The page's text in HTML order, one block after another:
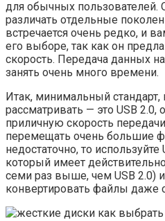
для обычных пользователей.
различать отдельные
встречается очень редко, и
его выборе, так как он
скорость. Передача данных
занять очень много времени.
Итак, минимальный стандарт,
рассматривать — это USB 2.0,
приличную скорость
перемещать очень большие
недостаточно, то
который имеет
семи раз выше, чем USB 2.0)
конвертировать файлы даже